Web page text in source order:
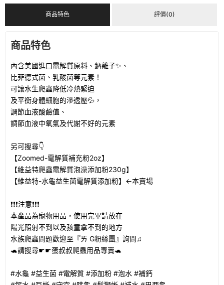
商品特色 評價(0)
商品特色
內含美國進口電解質原料、鈉離子✨、
比菲德式菌、乳酸菌等元素！
可讓水生爬蟲降低冷熱緊迫
及平衡身體細胞的滲透壓💦，
調節血液酸鹼值、
調節血液中氧氣及代謝不好的元素
另可搜尋👇
【Zoomed-電解質補充粉2oz】
【維益特爬蟲電解質泡澡添加粉230g】
【維益特-水龜益生菌電解質添加粉】←本賣場
❗❗❗注意❗❗❗
本產品為寵物用品，使用完畢請放在
陽光照射不到以及孩童拿不到的地方
水族爬蟲問題歡迎至『ㄞ G粉絲團』詢問♫
🐢請搜尋☛☛蛋叔叔爬蟲用品專賣🐢
#水龜 #益生菌 #電解質 #添加粉 #泡水 #補鈣